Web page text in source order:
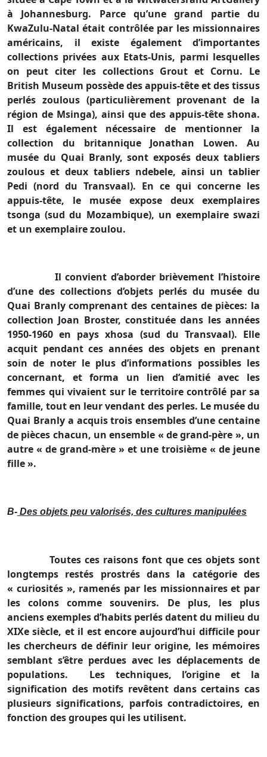
à Johannesburg. Parce qu’une grand partie du
KwaZulu-Natal était contrôlée par les missionnaires
américains, il existe également d’importantes
collections privées aux Etats-Unis, parmi lesquelles
on peut citer les collections Grout et Cornu. Le
British Museum possède des appuis-tête et des tissus
perlés zoulous (particulièrement provenant de la
région de Msinga), ainsi que des appuis-tête shona.
Il est également nécessaire de mentionner la
collection du britannique Jonathan Lowen. Au
musée du Quai Branly, sont exposés deux tabliers
zoulous et deux tabliers ndebele, ainsi un tablier
Pedi (nord du Transvaal). En ce qui concerne les
appuis-tête, le musée expose deux exemplaires
tsonga (sud du Mozambique), un exemplaire swazi
et un exemplaire zoulou.
Il convient d’aborder brièvement l’histoire
d’une des collections d’objets perlés du musée du
Quai Branly comprenant des centaines de pièces: la
collection Joan Broster, constituée dans les années
1950-1960 en pays xhosa (sud du Transvaal). Elle
acquit pendant ces années des objets en prenant
soin de noter le plus d’informations possibles les
concernant, et forma un lien d’amitié avec les
femmes qui vivaient sur le territoire contrôlé par sa
famille, tout en leur vendant des perles. Le musée du
Quai Branly a acquis trois ensembles d’une centaine
de pièces chacun, un ensemble « de grand-père », un
autre « de grand-mère » et une troisième « de jeune
fille ».
B- Des objets peu valorisés, des cultures manipulées
Toutes ces raisons font que ces objets sont
longtemps restés prostrés dans la catégorie des
« curiosités », ramenés par les missionnaires et par
les colons comme souvenirs. De plus, les plus
anciens exemples d’habits perlés datent du milieu du
XIXe siècle, et il est encore aujourd’hui difficile pour
les chercheurs de définir leur origine, les mémoires
semblant s’être perdues avec les déplacements de
populations.
Les techniques, l’origine et la
signification des motifs revêtent dans certains cas
plusieurs significations, parfois contradictoires, en
fonction des groupes qui les utilisent.